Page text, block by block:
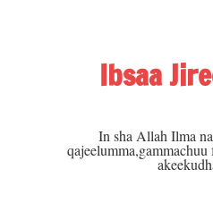
Ibsaa
In sha Allah Ilma